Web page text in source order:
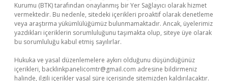
Kurumu (BTK) tarafından onaylanmış bir Yer Sağlayıcı olarak hizmet
vermektedir. Bu nedenle, sitedeki içerikleri proaktif olarak denetleme
veya araştırma yükümlülüğümüz bulunmamaktadır. Ancak, üyelerimiz
yazdıkları içeriklerin sorumluluğunu taşımakta olup, siteye üye olarak
bu sorumluluğu kabul etmiş sayılırlar.
Hukuka ve yasal düzenlemelere aykırı olduğunu düşündüğünüz
içerikleri, backlinkpanelicomtr@gmail.com adresine bildirmeniz
halinde, ilgili içerikler yasal süre içerisinde sitemizden kaldırılacaktır.